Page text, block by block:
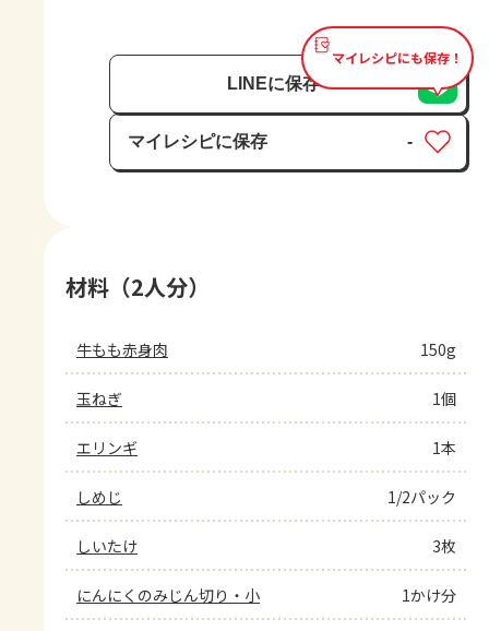
マイレシピにも保存！
LINEに保存
マイレシピに保存
保存済み
-
材料（2人分）
牛もも赤身肉 150g
玉ねぎ 1個
エリンギ 1本
しめじ 1/2パック
しいたけ 3枚
にんにくのみじん切り・小 1かけ分